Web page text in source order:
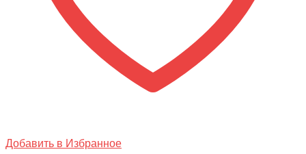
Добавить в Избранное